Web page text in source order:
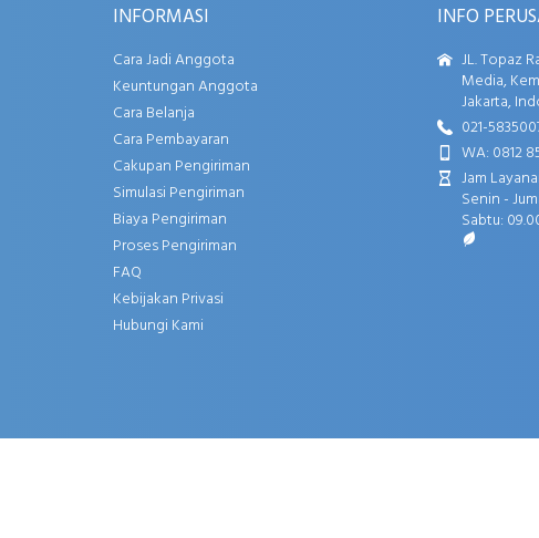
INFORMASI
Cara Jadi Anggota
Keuntungan Anggota
Cara Belanja
Cara Pembayaran
Cakupan Pengiriman
Simulasi Pengiriman
Biaya Pengiriman
Proses Pengiriman
FAQ
Kebijakan Privasi
Hubungi Kami
INFO
JL. Topaz
Media,
Jakarta,
021-
WA: 0812
Jam
Senin -
Sabtu: